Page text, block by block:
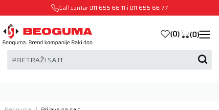
Call centar 011 655 66 11 i 011 655 66 77
PRETRAŽI SAJT
(0) (0)